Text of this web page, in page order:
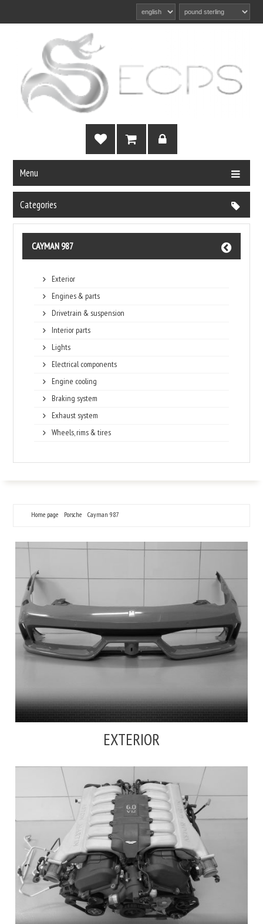
Menu
Categories
CAYMAN 987
Exterior
Engines & parts
Drivetrain & suspension
Interior parts
Lights
Electrical components
Engine cooling
Braking system
Exhaust system
Wheels, rims & tires
Home page Porsche Cayman 987
EXTERIOR